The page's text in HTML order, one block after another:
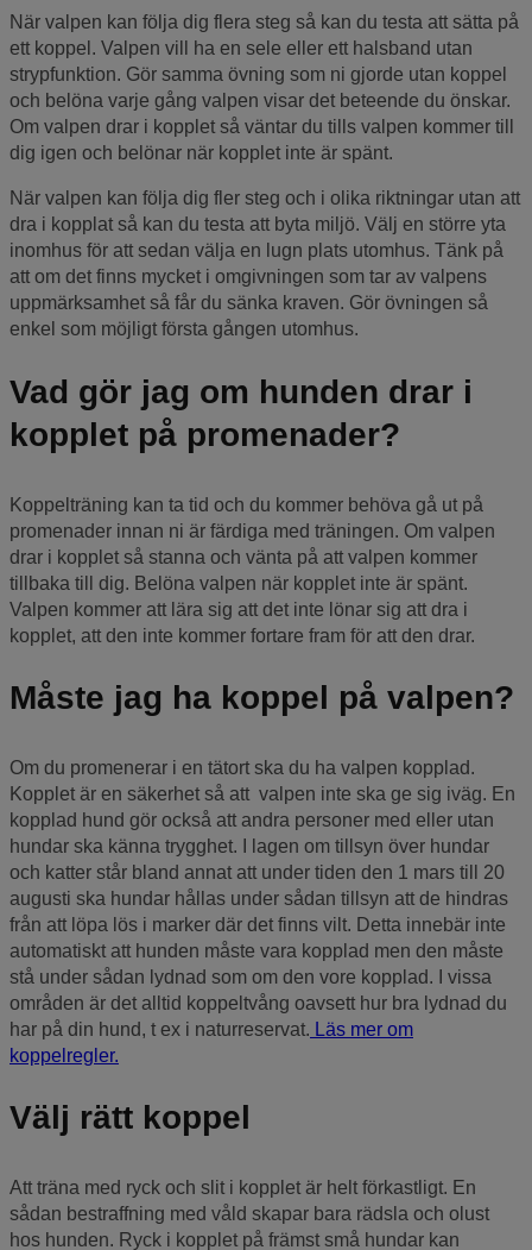
När valpen kan följa dig flera steg så kan du testa att sätta på
ett koppel. Valpen vill ha en sele eller ett halsband utan
strypfunktion. Gör samma övning som ni gjorde utan koppel
och belöna varje gång valpen visar det beteende du önskar.
Om valpen drar i kopplet så väntar du tills valpen kommer till
dig igen och belönar när kopplet inte är spänt.
När valpen kan följa dig fler steg och i olika riktningar utan att
dra i kopplat så kan du testa att byta miljö. Välj en större yta
inomhus för att sedan välja en lugn plats utomhus. Tänk på
att om det finns mycket i omgivningen som tar av valpens
uppmärksamhet så får du sänka kraven. Gör övningen så
enkel som möjligt första gången utomhus.
Vad gör jag om hunden drar i
kopplet på promenader?
Koppelträning kan ta tid och du kommer behöva gå ut på
promenader innan ni är färdiga med träningen. Om valpen
drar i kopplet så stanna och vänta på att valpen kommer
tillbaka till dig. Belöna valpen när kopplet inte är spänt.
Valpen kommer att lära sig att det inte lönar sig att dra i
kopplet, att den inte kommer fortare fram för att den drar.
Måste jag ha koppel på valpen?
Om du promenerar i en tätort ska du ha valpen kopplad.
Kopplet är en säkerhet så att valpen inte ska ge sig iväg. En
kopplad hund gör också att andra personer med eller utan
hundar ska känna trygghet. I lagen om tillsyn över hundar
och katter står bland annat att under tiden den 1 mars till 20
augusti ska hundar hållas under sådan tillsyn att de hindras
från att löpa lös i marker där det finns vilt. Detta innebär inte
automatiskt att hunden måste vara kopplad men den måste
stå under sådan lydnad som om den vore kopplad. I vissa
områden är det alltid koppeltvång oavsett hur bra lydnad du
har på din hund, t ex i naturreservat. Läs mer om
koppelregler.
Välj rätt koppel
Att träna med ryck och slit i kopplet är helt förkastligt. En
sådan bestraffning med våld skapar bara rädsla och olust
hos hunden. Ryck i kopplet på främst små hundar kan